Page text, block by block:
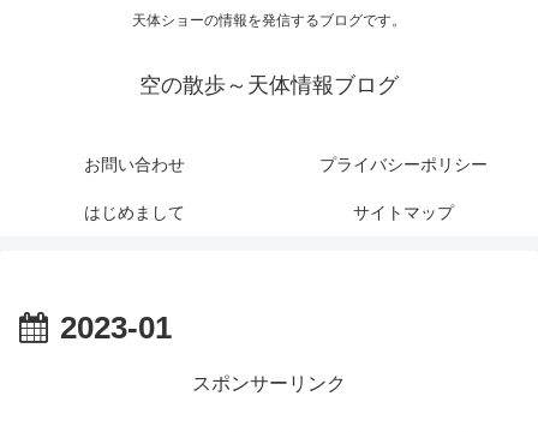
天体ショーの情報を発信するブログです。
空の散歩～天体情報ブログ
お問い合わせ プライバシーポリシー
はじめまして サイトマップ
2023-01
スポンサーリンク